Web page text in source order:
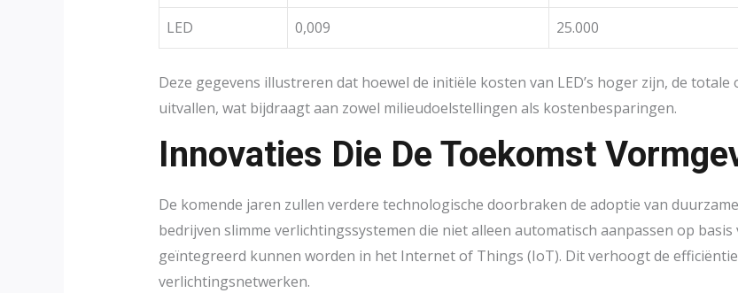
LED 0,009 25.000
Deze gegevens illustreren dat hoewel de initiële kosten van LED’s hoger zijn, de
uitvallen, wat bijdraagt aan zowel milieudoelstellingen als kostenbesparingen.
Innovaties Die De Toekomst
De komende jaren zullen verdere technologische doorbraken de adoptie van
bedrijven slimme verlichtingssystemen die niet alleen automatisch aanpassen op
geïntegreerd kunnen worden in het Internet of Things (IoT). Dit verhoogt de
verlichtingsnetwerken.